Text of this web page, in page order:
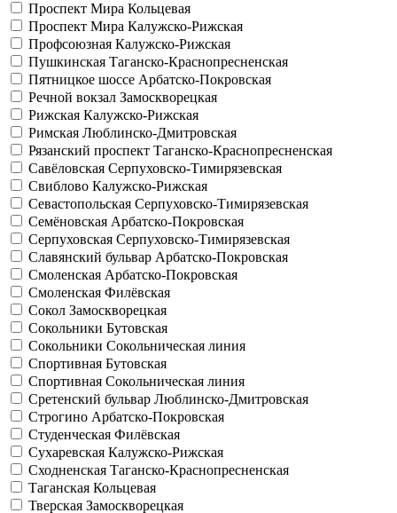
Проспект Мира Кольцевая
Проспект Мира Калужско-Рижская
Профсоюзная Калужско-Рижская
Пушкинская Таганско-Краснопресненская
Пятницкое шоссе Арбатско-Покровская
Речной вокзал Замоскворецкая
Рижская Калужско-Рижская
Римская Люблинско-Дмитровская
Рязанский проспект Таганско-Краснопресненская
Савёловская Серпуховско-Тимирязевская
Свиблово Калужско-Рижская
Севастопольская Серпуховско-Тимирязевская
Семёновская Арбатско-Покровская
Серпуховская Серпуховско-Тимирязевская
Славянский бульвар Арбатско-Покровская
Смоленская Арбатско-Покровская
Смоленская Филёвская
Сокол Замоскворецкая
Сокольники Бутовская
Сокольники Сокольническая линия
Спортивная Бутовская
Спортивная Сокольническая линия
Сретенский бульвар Люблинско-Дмитровская
Строгино Арбатско-Покровская
Студенческая Филёвская
Сухаревская Калужско-Рижская
Сходненская Таганско-Краснопресненская
Таганская Кольцевая
Тверская Замоскворецкая